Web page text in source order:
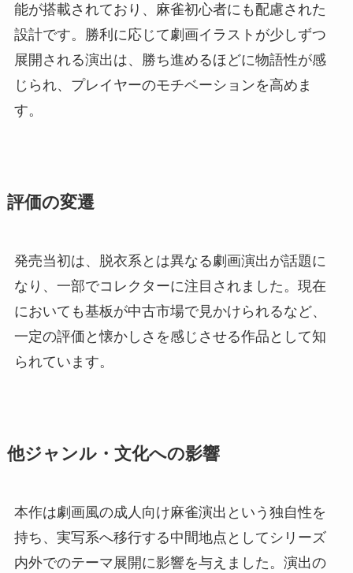
能が搭載されており、麻雀初心者にも配慮された
設計です。勝利に応じて劇画イラストが少しずつ
展開される演出は、勝ち進めるほどに物語性が感
じられ、プレイヤーのモチベーションを高めま
す。
評価の変遷
発売当初は、脱衣系とは異なる劇画演出が話題に
なり、一部でコレクターに注目されました。現在
においても基板が中古市場で見かけられるなど、
一定の評価と懐かしさを感じさせる作品として知
られています。
他ジャンル・文化への影響
本作は劇画風の成人向け麻雀演出という独自性を
持ち、実写系へ移行する中間地点としてシリーズ
内外でのテーマ展開に影響を与えました。演出の